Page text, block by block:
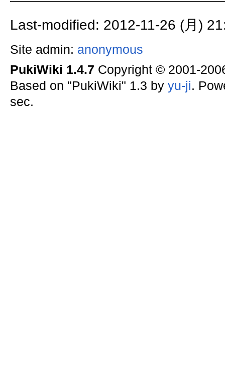
Last-modified: 2012-11-26 (月)
Site admin: anonymous
PukiWiki 1.4.7 Copyright © 2001-
Based on "PukiWiki" 1.3 by yu-ji.
sec.